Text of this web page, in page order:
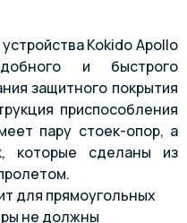
Kokido Apollo
и быстрого
защитного покрытия
приспособления
пару стоек-опор, а
которые сделаны из
для прямоугольных
не должны